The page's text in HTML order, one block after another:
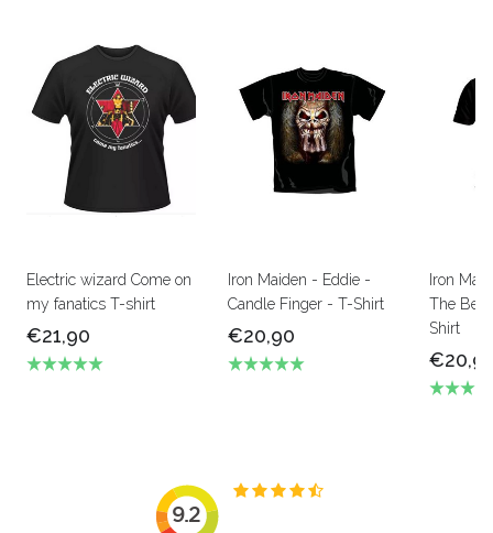
Electric wizard Come on
my fanatics T-shirt
€21,90
Iron Maiden - Eddie -
Candle Finger - T-Shirt
€20,90
Iron
The
Shirt